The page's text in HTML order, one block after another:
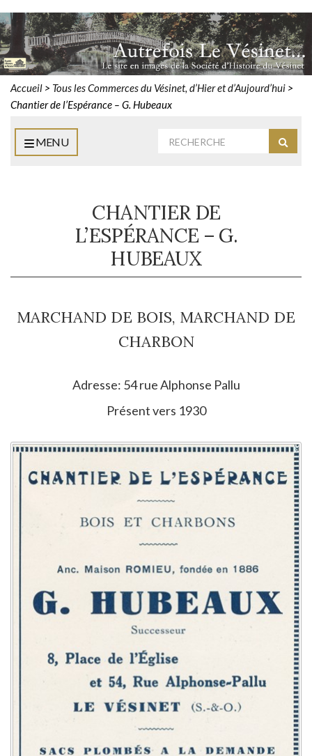
Accueil > Tous les Commerces du Vésinet, d’Hier et d’Aujourd’hui >
Chantier de l’Espérance – G. Hubeaux
MENU
CHANTIER DE
L’ESPÉRANCE – G.
HUBEAUX
MARCHAND DE BOIS, MARCHAND DE
CHARBON
Adresse: 54 rue Alphonse Pallu
Présent vers 1930